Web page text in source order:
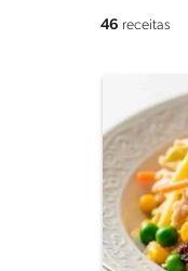
46 receitas